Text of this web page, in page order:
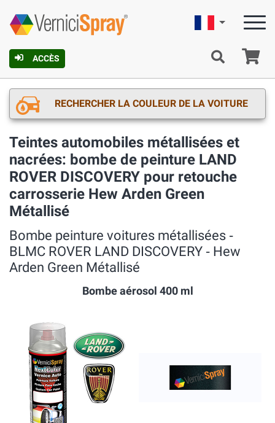
ACCÈS
Française
RECHERCHER LA COULEUR DE LA VOITURE
Teintes automobiles métallisées et
nacrées: bombe de peinture LAND
ROVER DISCOVERY pour retouche
carrosserie Hew Arden Green
Métallisé
Bombe peinture voitures métallisées ‐
BLMC ROVER LAND DISCOVERY ‐ Hew
Arden Green Métallisé
Bombe aérosol 400 ml